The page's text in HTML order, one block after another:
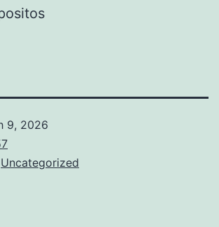
9, 2026
Uncategorized